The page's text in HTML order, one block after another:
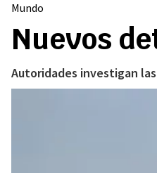
Mundo
Nuevos
Autoridades investigan